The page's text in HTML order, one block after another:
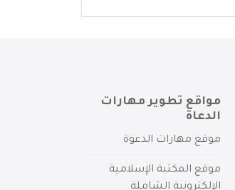
مواقع تطوير مهارات
الدعاة
موقع مهارات الدعوة
موقع المكتبة الإسلامية
الإلكترونية الشاملة